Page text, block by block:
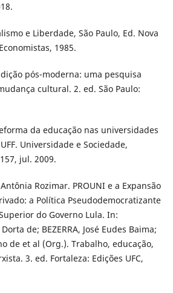
e Liberdade, São Paulo, Ed. Nova
1985.
pós-moderna: uma pesquisa
cultural. 2. ed. São Paulo:
da educação nas universidades
Universidade e Sociedade,
jul. 2009.
Antônia Rozimar. PROUNI e a Expansão
a Política Pseudodemocratizante
do Governo Lula. In:
de; BEZERRA, José Eudes Baima;
de et al (Org.). Trabalho, educação,
3. ed. Fortaleza: Edições UFC,